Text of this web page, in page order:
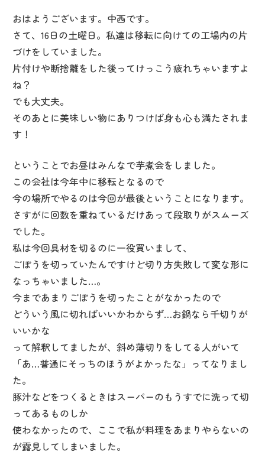
おはようございます。中西です。
さて、16日の土曜日。私達は移転に向けての工場内の片
づけをしていました。
片付けや断捨離をした後ってけっこう疲れちゃいますよ
ね？
でも大丈夫。
そのあとに美味しい物にありつけば身も心も満たされま
す！
ということでお昼はみんなで芋煮会をしました。
この会社は今年中に移転となるので
今の場所でやるのは今回が最後ということになります。
さすがに回数を重ねているだけあって段取りがスムーズ
でした。
私は今回具材を切るのに一役買いまして、
ごぼうを切っていたんですけど切り方失敗して変な形に
なっちゃいました…。
今まであまりごぼうを切ったことがなかったので
どういう風に切ればいいかわからず…お鍋なら千切りが
いいかな
って解釈してましたが、斜め薄切りをしてる人がいて
「あ…普通にそっちのほうがよかったな」ってなりまし
た。
豚汁などをつくるときはスーパーのもうすでに洗って切
ってあるものしか
使わなかったので、ここで私が料理をあまりやらないの
が露見してしまいました。